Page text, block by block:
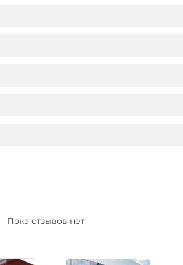
Пока отзывов нет